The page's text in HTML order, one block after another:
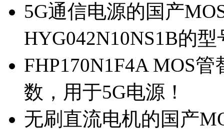
5G通信电源的国产
HYG042N10NS1B的
FHP170N1F4A MOS
数，用于5G电源！
无刷直流电机的国产